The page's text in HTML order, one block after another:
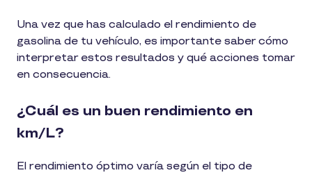
Una vez que has calculado el rendimiento de
gasolina de tu vehículo, es importante saber cómo
interpretar estos resultados y qué acciones tomar
en consecuencia.
¿Cuál es un buen rendimiento en
km/L?
El rendimiento óptimo varía según el tipo de